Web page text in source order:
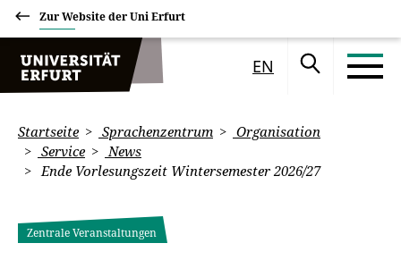
Zur Website der Uni Erfurt
EN
Startseite Sprachenzentrum
Organisation
Service
News
Ende Vorlesungszeit Wintersemester 2026/27
Zentrale Veranstaltungen